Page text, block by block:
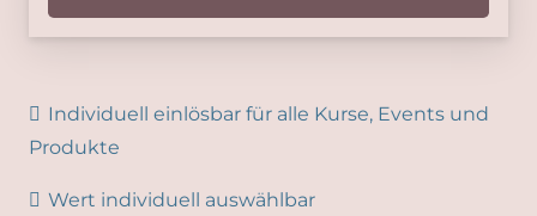
Individuell einlösbar für alle Kurse, Events und
Produkte
Wert individuell auswählbar